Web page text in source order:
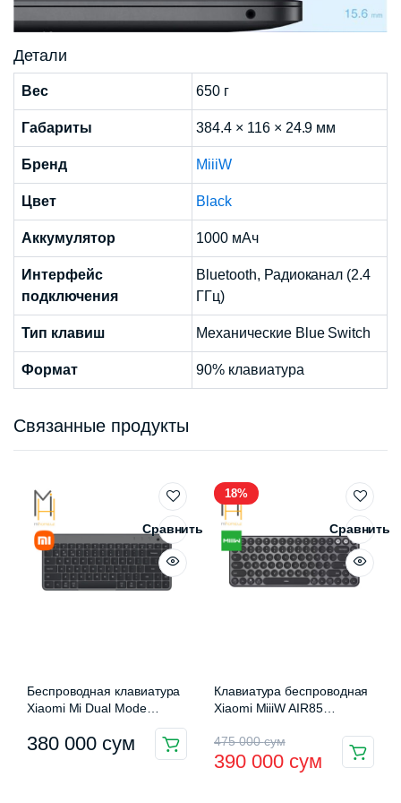
Детали
Вес 650 г
Габариты 384.4 × 116 × 24.9 мм
Бренд MiiiW
Цвет Black
Аккумулятор 1000 мАч
Интерфейс
подключения
Bluetooth, Радиоканал (2.4
ГГц)
Тип клавиш Механические Blue Switch
Формат 90% клавиатура
Связанные продукты
Сравнить
Беспроводная клавиатура
Xiaomi Mi Dual Mode
(XMBXJP01YM)
380 000 сум
Этот
18%
Сравнить
Клавиатура беспроводная
Xiaomi MiiiW AIR85
(MWXKT01)
475 000сум
Первоначальная
цена
390 000 сум
Текущая
цена: